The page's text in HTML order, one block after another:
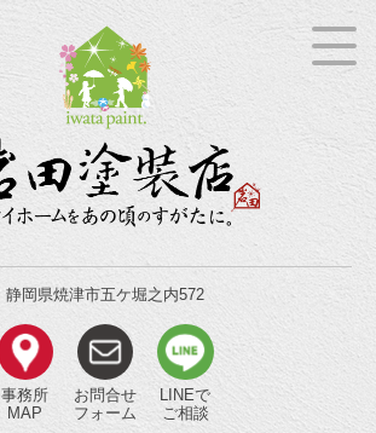
静岡県焼津市五ケ堀之内572
事務所
MAP
お問合せ
フォーム
LINEで
ご相談